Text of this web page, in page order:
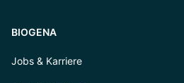
BIOGENA
Jobs & Karriere